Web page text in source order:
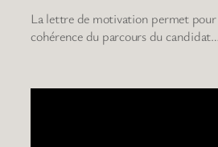
La lettre de motivation permet pour
cohérence du parcours du candidat…